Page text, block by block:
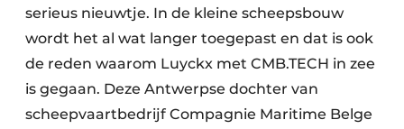
serieus nieuwtje. In de kleine scheepsbouw
wordt het al wat langer toegepast en dat is ook
de reden waarom Luyckx met CMB.TECH in zee
is gegaan. Deze Antwerpse dochter van
scheepvaartbedrijf Compagnie Maritime Belge